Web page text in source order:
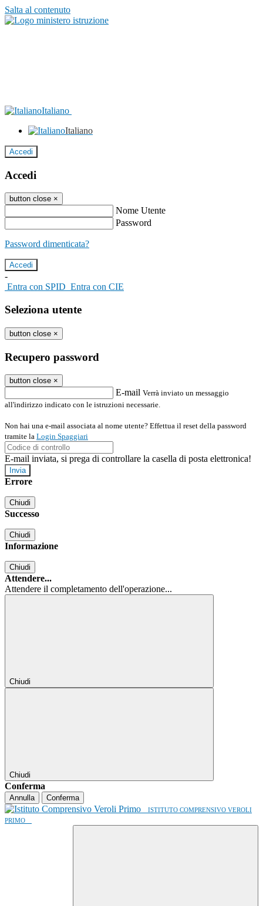
Salta al contenuto
Italiano
Italiano
Accedi
Accedi
button close ×
Nome Utente
Password
Password dimenticata?
-
Entra con SPID Entra con CIE
Seleziona utente
button close ×
Recupero password
button close ×
E-mail Verrà inviato un messaggio
all'indirizzo indicato con le istruzioni necessarie.
Non hai una e-mail associata al nome utente? Effettua il reset della password
tramite la Login Spaggiari
E-mail inviata, si prega di controllare la casella di posta elettronica!
Errore
Chiudi
Successo
Chiudi
Informazione
Chiudi
Attendere...
Attendere il completamento dell'operazione...
Chiudi
Chiudi
Conferma
Annulla Conferma
ISTITUTO COMPRENSIVO VEROLI
PRIMO